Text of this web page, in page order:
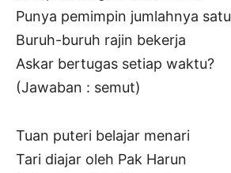
Punya pemimpin jumlahnya satu
Buruh-buruh rajin bekerja
Askar bertugas setiap waktu?
(Jawaban : semut)
Tuan puteri belajar menari
Tari diajar oleh Pak Harun